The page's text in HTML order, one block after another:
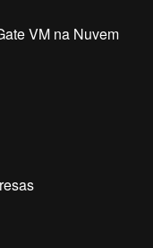
VM na Nuvem